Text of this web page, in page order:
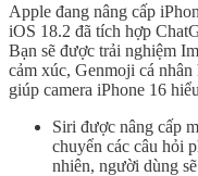
Apple đang nâng cấp
iOS 18.2 đã tích hợp
Bạn sẽ được trải nghiệm
cảm xúc, Genmoji cá
giúp camera iPhone 16
Siri được nâng cấp
chuyển các câu hỏi
nhiên, người dùng